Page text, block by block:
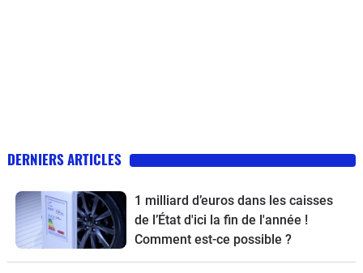
DERNIERS ARTICLES
1 milliard d’euros dans les caisses
de l’État d'ici la fin de l'année !
Comment est-ce possible ?